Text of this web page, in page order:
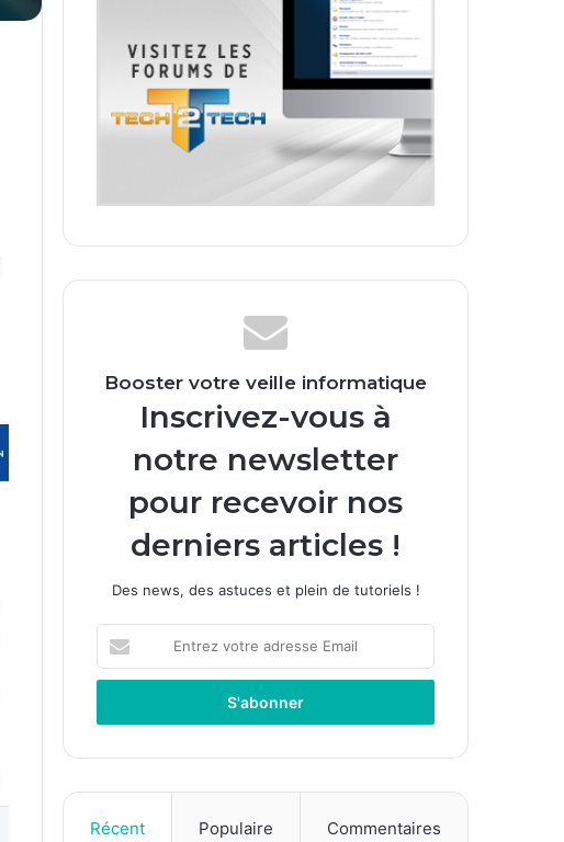
Booster votre veille informatique
Inscrivez-vous à
notre newsletter
pour recevoir nos
derniers articles !
Des news, des astuces et plein de tutoriels !
votre
adresse
Récent Populaire Commentaires